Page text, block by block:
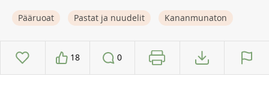
Pääruoat Pastat ja nuudelit Kananmunaton
18 0